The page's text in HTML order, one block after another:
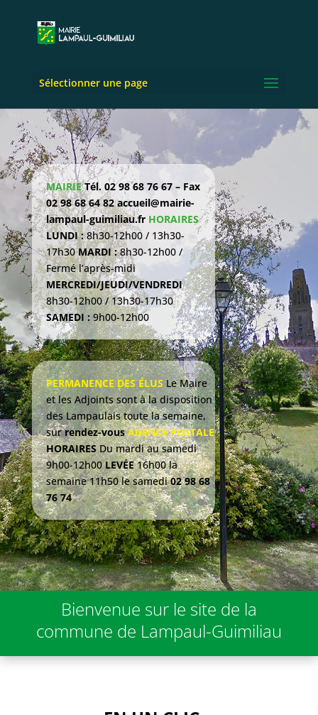
Sélectionner une page
MAIRIE Tél. 02 98 68 76 67 – Fax
02 98 68 64 82 accueil@mairie-
lampaul-guimiliau.fr HORAIRES
LUNDI :8h30-12h00 / 13h30-
17h30 MARDI :8h30-12h00 /
Fermé l’après-midi
MERCREDI/JEUDI/VENDREDI
8h30-12h00 / 13h30-17h30
SAMEDI :9h00-12h00
PERMANENCE DES ÉLUS Le Maire
et les Adjoints sont à la disposition
des Lampaulais toute la semaine,
surrendez-vous AGENCE POSTALE
HORAIRES Du mardi au samedi
9h00-12h00 LEVÉE 16h00 la
semaine11h50 le samedi 02 98 68
76 74
Bienvenue sur le site de la
commune de Lampaul-Guimiliau